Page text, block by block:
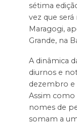
sétima
vez que será
Maragogi,
Grande, na
A dinâmica
diurnos e
dezembro e
Assim
nomes de
somam a